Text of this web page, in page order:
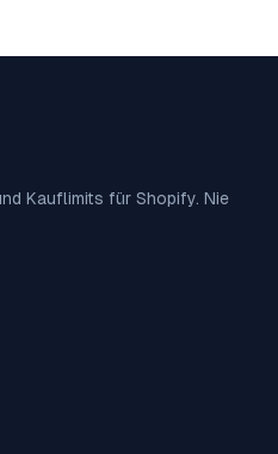
Kauflimits für Shopify. Nie